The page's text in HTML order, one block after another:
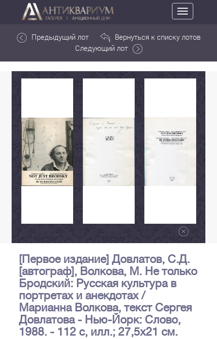
Toggle
navigation
Предыдущий лот
Вернуться к списку лотов
Следующий лот
[Первое издание] Довлатов, С.Д.
[автограф], Волкова, М. Не только
Бродский: Русская культура в
портретах и анекдотах /
Марианна Волкова, текст Сергея
Довлатова - Нью-Йорк: Слово,
1988. - 112 с, илл.; 27,5х21 см.